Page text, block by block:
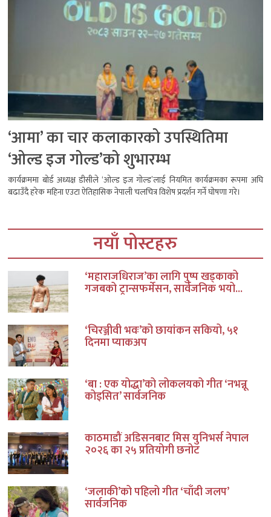
‘आमा’ का चार कलाकारको उपस्थितिमा
‘ओल्ड इज गोल्ड’को शुभारम्भ
कार्यक्रममा बोर्ड अध्यक्ष डीसीले ‘ओल्ड इज गोल्ड’लाई नियमित कार्यक्रमका रूपमा अघि
बढाउँदै हरेक महिना एउटा ऐतिहासिक नेपाली चलचित्र विशेष प्रदर्शन गर्ने घोषणा गरे।
नयाँ पोस्टहरु
‘महाराजधिराज’का लागि पुष्प खड्काको
गजबको ट्रान्सफर्मेसन, सार्वजनिक भयो...
‘चिरञ्जीवी भवः’को छायांकन सकियो, ५१
दिनमा प्याकअप
‘बा : एक योद्धा’को लोकलयको गीत ‘नभन्नू
कोइसित’ सार्वजनिक
काठमाडौं अडिसनबाट मिस युनिभर्स नेपाल
२०२६ का २५ प्रतियोगी छनोट
‘जलाकी’को पहिलो गीत ‘चाँदी जलप’
सार्वजनिक